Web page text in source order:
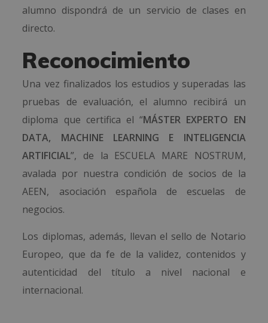
alumno dispondrá de un servicio de clases en
directo.
Reconocimiento
Una vez finalizados los estudios y superadas las
pruebas de evaluación, el alumno recibirá un
diploma que certifica el “MÁSTER EXPERTO EN
DATA, MACHINE LEARNING E INTELIGENCIA
ARTIFICIAL”, de la ESCUELA MARE NOSTRUM,
avalada por nuestra condición de socios de la
AEEN, asociación española de escuelas de
negocios.
Los diplomas, además, llevan el sello de Notario
Europeo, que da fe de la validez, contenidos y
autenticidad del título a nivel nacional e
internacional.